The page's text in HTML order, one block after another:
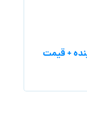
+ قیمت